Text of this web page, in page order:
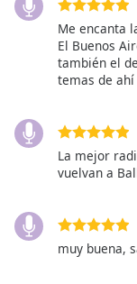
Text
Family
Close
Modal
Me encanta
El Buenos
también el
temas de ahí
La mejor
vuelvan a
muy buena,